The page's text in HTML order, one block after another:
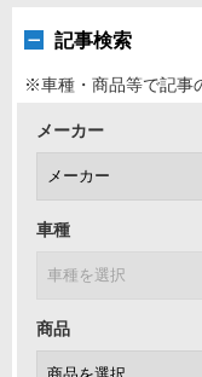
記事検索
※車種・商品等で記事
メーカー
車種
商品